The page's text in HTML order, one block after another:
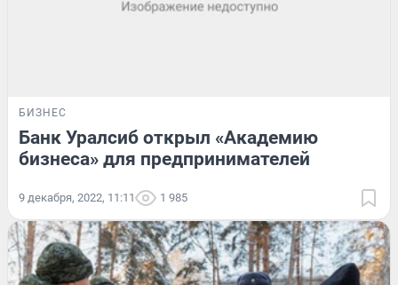
БИЗНЕС
Банк Уралсиб открыл «Академию
бизнеса» для предпринимателей
9 декабря, 2022, 11:11 1 985